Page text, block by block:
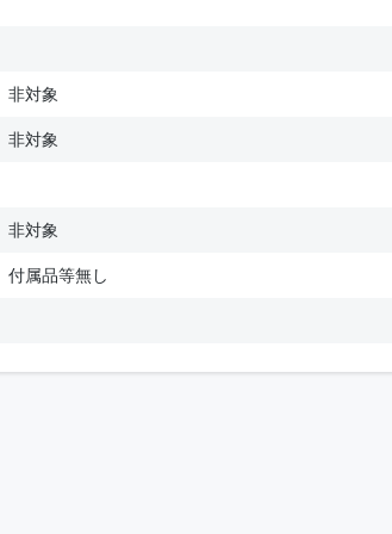
非対象
非対象
非対象
付属品等無し